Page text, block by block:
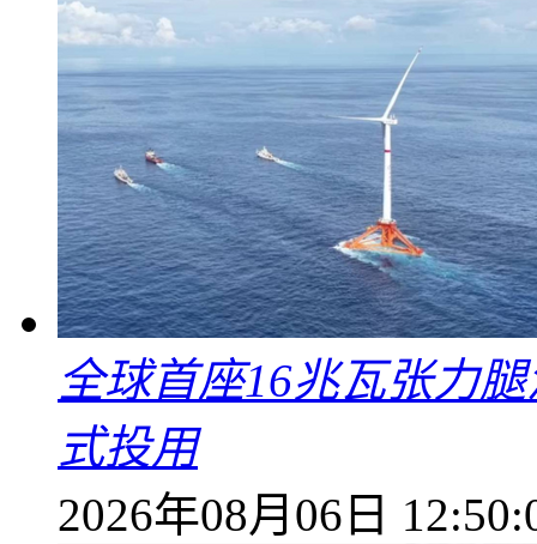
全球首座16兆瓦张力
式投用
2026年08月06日